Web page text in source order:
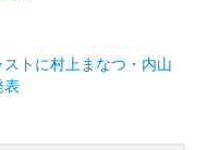
トに村上まなつ・内山
表